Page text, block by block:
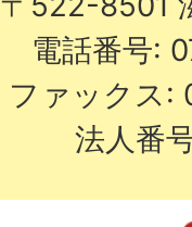
電話番号:
ファックス:
法人番